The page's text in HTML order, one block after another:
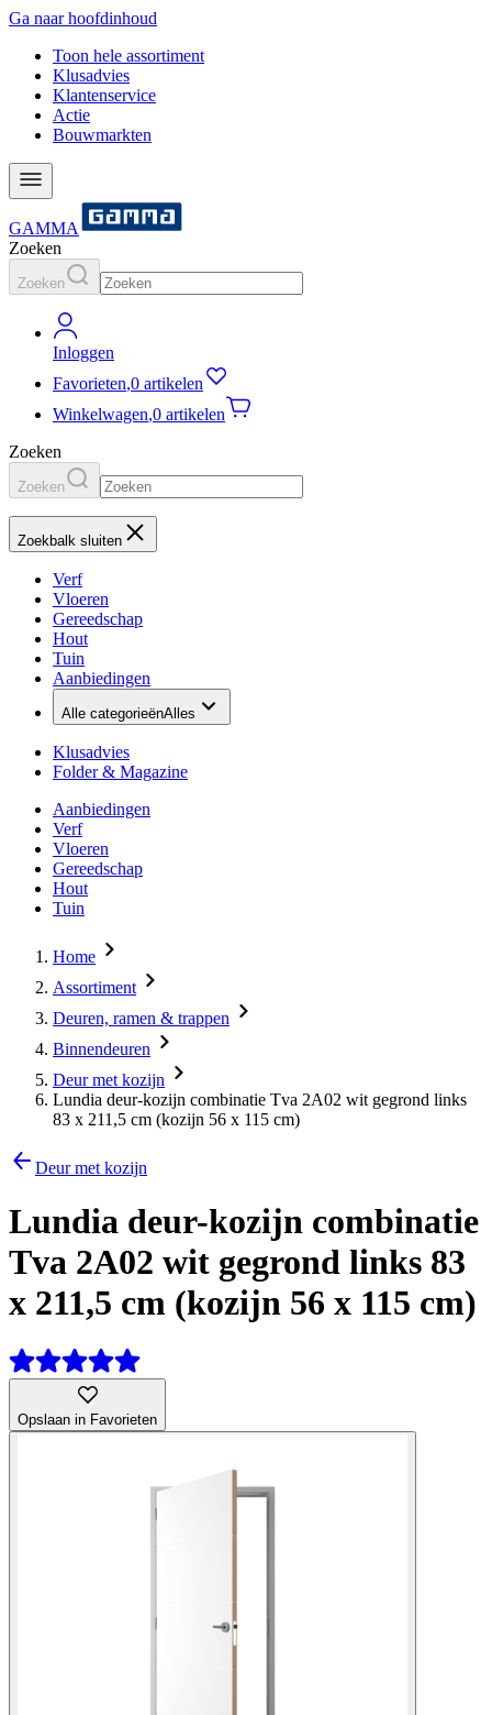
Ga naar hoofdinhoud
Toon hele assortiment
Klusadvies
Klantenservice
Actie
Bouwmarkten
GAMMA
Zoeken
Zoeken
Inloggen
Favorieten,0 artikelen
Winkelwagen,0 artikelen
Zoeken
Zoeken
Zoekbalk sluiten
Verf
Vloeren
Gereedschap
Hout
Tuin
Aanbiedingen
Alle categorieënAlles
Klusadvies
Folder & Magazine
Aanbiedingen
Verf
Vloeren
Gereedschap
Hout
Tuin
Home
Assortiment
Deuren, ramen & trappen
Binnendeuren
Deur met kozijn
Lundia deur-kozijn combinatie Tva 2A02 wit gegrond links
83 x 211,5 cm (kozijn 56 x 115 cm)
Deur met kozijn
Lundia deur-kozijn combinatie
Tva 2A02 wit gegrond links 83
x 211,5 cm (kozijn 56 x 115 cm)
Opslaan in Favorieten